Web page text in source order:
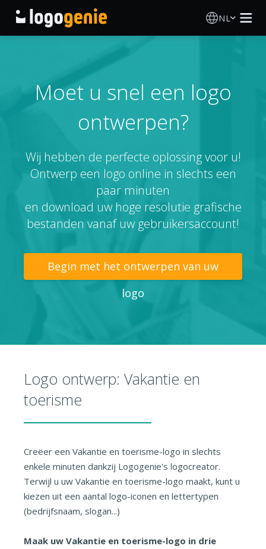
NL
AI logogenerator
Logo-ideeën
Gedrukte producten
Over
Blog
INLOGGEN
Moet u snel een logo
ontwerpen?
Wij hebben de perfecte oplossing voor u!
Ontwerp een logo online in slechts een
paar minuten
en download uw hoge resolutie grafische
bestanden vanaf uw gebruikersaccount!
Begin met het ontwerpen van uw
logo
Logo ontwerp: Vakantie en
toerisme
Creëer een Vakantie en toerisme-logo in slechts
enkele minuten dankzij Logogenie's logocreator.
Terwijl u uw Vakantie en toerisme-logo maakt, kunt u
kiezen uit een aantal logo-iconen en lettertypen
(bedrijfsnaam, slogan...)
Maak uw Vakantie en toerisme-logo in drie